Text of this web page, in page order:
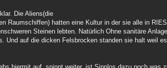
Die Aliens(die
Raumschiffen) hatten eine Kultur in der sie alle in
Steinen lebten. Natürlich Ohne sanitäre
Und auf die dicken Felsbrocken standen sie halt weil